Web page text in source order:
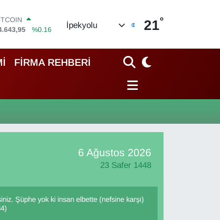
%0.16
%0.06
%0.02
ALTIN
İpekyolu 21°
FİRMA REHBERİ
6 Ağustos 2026
23 Safer 1448
Şüphe yok ki insan elbette (nefsine karşı)